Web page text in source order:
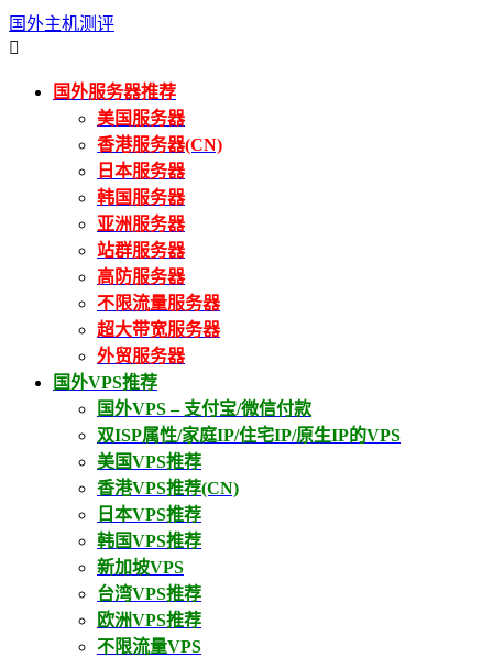
国外主机测评

国外服务器推荐
美国服务器
香港服务器(CN)
日本服务器
韩国服务器
亚洲服务器
站群服务器
高防服务器
不限流量服务器
超大带宽服务器
外贸服务器
国外VPS推荐
国外VPS – 支付宝/微信付款
双ISP属性/家庭IP/住宅IP/原生IP的VPS
美国VPS推荐
香港VPS推荐(CN)
日本VPS推荐
韩国VPS推荐
新加坡VPS
台湾VPS推荐
欧洲VPS推荐
不限流量VPS